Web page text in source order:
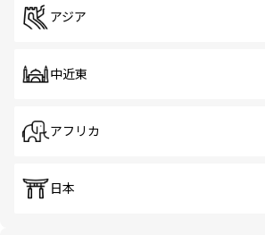
アジア
中近東
アフリカ
日本